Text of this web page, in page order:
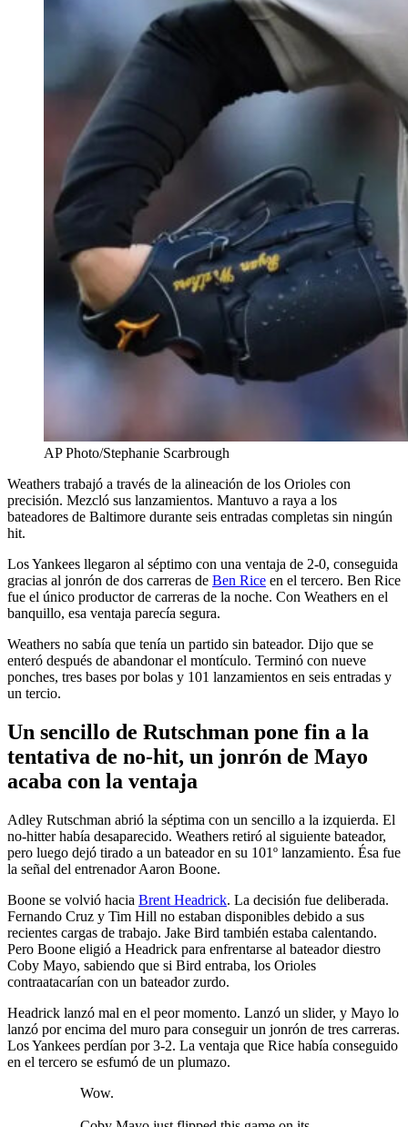
AP Photo/Stephanie Scarbrough
Weathers trabajó a través de la alineación de los Orioles con
precisión. Mezcló sus lanzamientos. Mantuvo a raya a los
bateadores de Baltimore durante seis entradas completas sin ningún
hit.
Los Yankees llegaron al séptimo con una ventaja de 2-0, conseguida
gracias al jonrón de dos carreras de Ben Rice en el tercero. Ben Rice
fue el único productor de carreras de la noche. Con Weathers en el
banquillo, esa ventaja parecía segura.
Weathers no sabía que tenía un partido sin bateador. Dijo que se
enteró después de abandonar el montículo. Terminó con nueve
ponches, tres bases por bolas y 101 lanzamientos en seis entradas y
un tercio.
Un sencillo de Rutschman pone fin a la
tentativa de no-hit, un jonrón de Mayo
acaba con la ventaja
Adley Rutschman abrió la séptima con un sencillo a la izquierda. El
no-hitter había desaparecido. Weathers retiró al siguiente bateador,
pero luego dejó tirado a un bateador en su 101º lanzamiento. Ésa fue
la señal del entrenador Aaron Boone.
Boone se volvió hacia Brent Headrick. La decisión fue deliberada.
Fernando Cruz y Tim Hill no estaban disponibles debido a sus
recientes cargas de trabajo. Jake Bird también estaba calentando.
Pero Boone eligió a Headrick para enfrentarse al bateador diestro
Coby Mayo, sabiendo que si Bird entraba, los Orioles
contraatacarían con un bateador zurdo.
Headrick lanzó mal en el peor momento. Lanzó un slider, y Mayo lo
lanzó por encima del muro para conseguir un jonrón de tres carreras.
Los Yankees perdían por 3-2. La ventaja que Rice había conseguido
en el tercero se esfumó de un plumazo.
Wow.